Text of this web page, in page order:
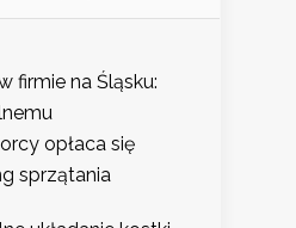
firmie na Śląsku:
opłaca się
sprzątania